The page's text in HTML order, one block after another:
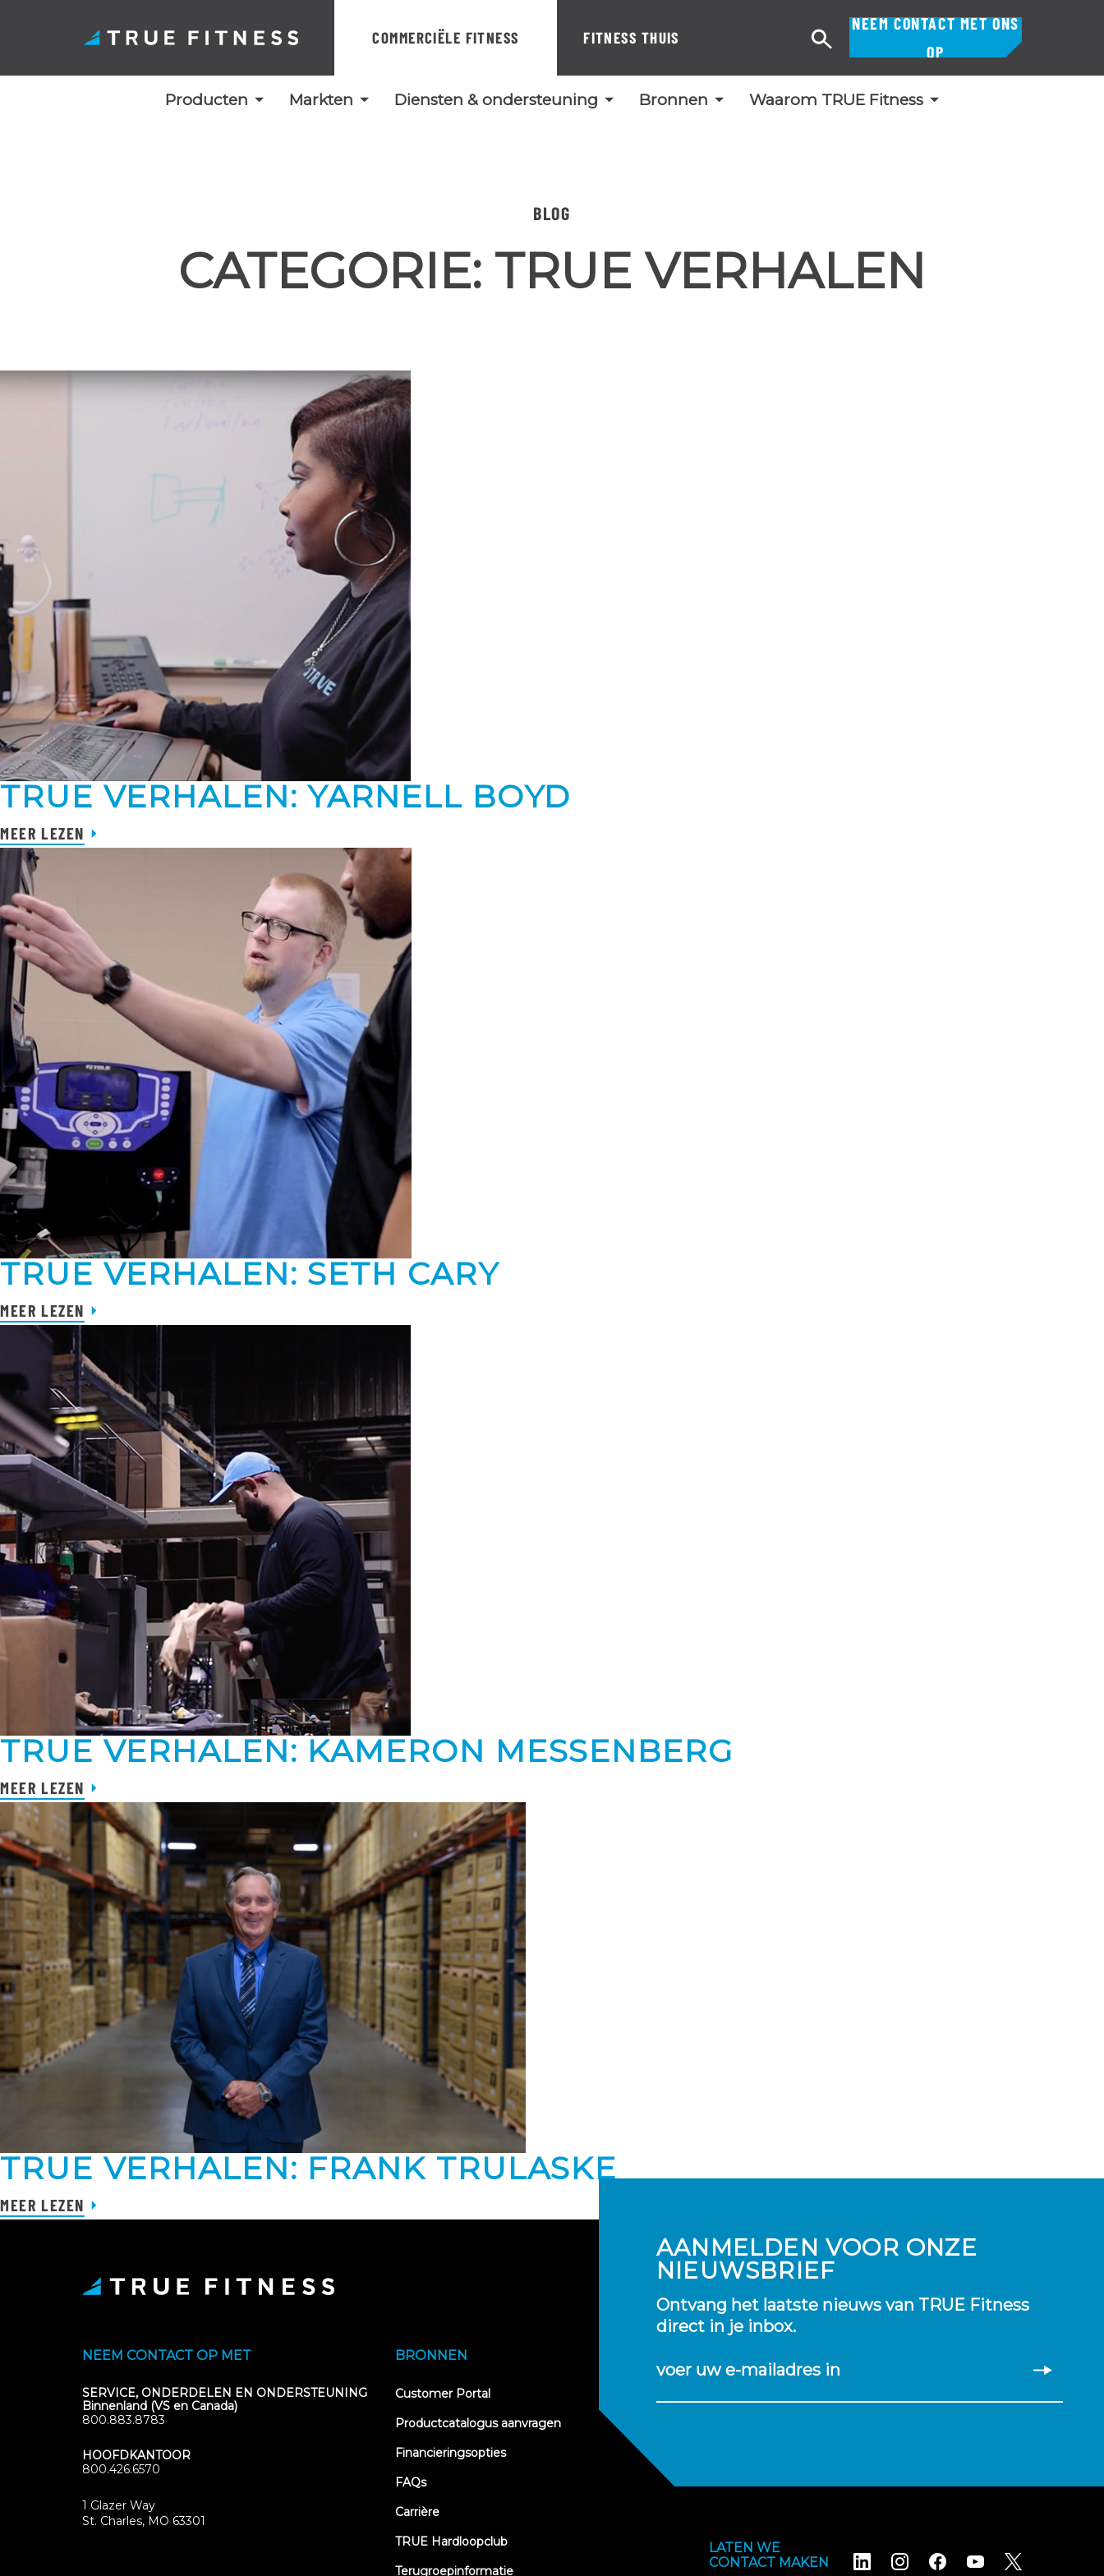
COMMERCIËLE FITNESS FITNESS THUIS
Producten Markten Diensten & ondersteuning Bronnen Waarom TRUE Fitness
NEEM CONTACT MET ONS
OP
Zoek
BLOG
CATEGORIE: TRUE VERHALEN
TRUE VERHALEN: YARNELL BOYD
MEER LEZEN
TRUE VERHALEN: SETH CARY
MEER LEZEN
TRUE VERHALEN: KAMERON MESSENBERG
MEER LEZEN
TRUE VERHALEN: FRANK TRULASKE
MEER LEZEN
AANMELDEN VOOR ONZE
NIEUWSBRIEF
Ontvang het laatste nieuws van TRUE Fitness
direct in je inbox.
voer uw e-mailadres in
NEEM CONTACT OP MET
SERVICE, ONDERDELEN EN ONDERSTEUNING
Binnenland (VS en Canada)
800.883.8783
HOOFDKANTOOR
800.426.6570
1 Glazer Way
St. Charles, MO 63301
BRONNEN
Customer Portal(opens
new
Productcatalogus aanvragen
Financieringsopties
FAQs
Carrière
TRUE Hardloopclub
Terugroepinformatie
LATEN WE
CONTACT MAKEN